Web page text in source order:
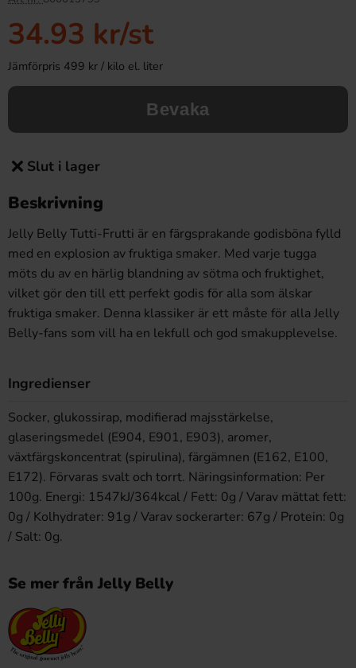
34.93 kr/st
Jämförpris 499 kr / kilo el. liter
Bevaka
Slut i lager
Beskrivning
Jelly Belly Tutti-Frutti är en färgsprakande godisböna fylld
med en explosion av fruktiga smaker. Med varje tugga
möts du av en härlig blandning av sötma och fruktighet,
vilket gör den till ett perfekt godis för alla som älskar
fruktiga smaker. Denna klassiker är ett måste för alla Jelly
Belly-fans som vill ha en lekfull och god smakupplevelse.
Ingredienser
Socker, glukossirap, modifierad majsstärkelse,
glaseringsmedel (E904, E901, E903), aromer,
växtfärgskoncentrat (spirulina), färgämnen (E162, E100,
E172). Förvaras svalt och torrt. Näringsinformation: Per
100g. Energi: 1547kJ/364kcal / Fett: 0g / Varav mättat fett:
0g / Kolhydrater: 91g / Varav sockerarter: 67g / Protein: 0g
/ Salt: 0g.
Se mer från Jelly Belly